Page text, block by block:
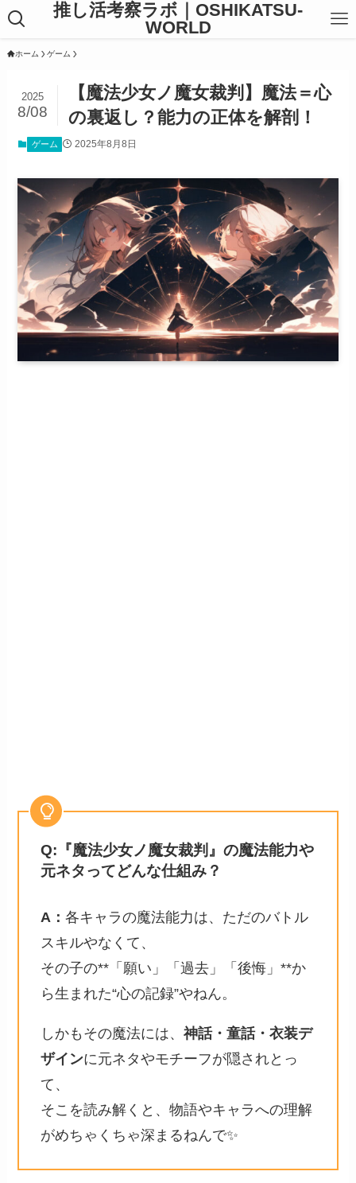
推し活考察ラボ｜OSHIKATSU-
WORLD
ホーム ゲーム
【魔法少女ノ魔女裁判】魔法＝心
の裏返し？能力の正体を解剖！
2025
8/08
ゲーム 2025年8月8日
Q:『魔法少女ノ魔女裁判』の魔法能力や
元ネタってどんな仕組み？
A：各キャラの魔法能力は、ただのバトル
スキルやなくて、
その子の**「願い」「過去」「後悔」**か
ら生まれた“心の記録”やねん。
しかもその魔法には、神話・童話・衣装デ
ザインに元ネタやモチーフが隠されとっ
て、
そこを読み解くと、物語やキャラへの理解
がめちゃくちゃ深まるねんで✨